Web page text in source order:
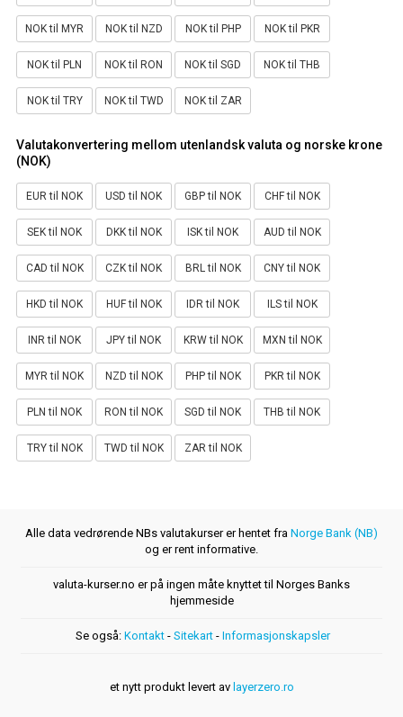
NOK til MYR NOK til NZD NOK til PHP NOK til PKR
NOK til PLN NOK til RON NOK til SGD NOK til THB
NOK til TRY NOK til TWD NOK til ZAR
Valutakonvertering mellom utenlandsk valuta og norske krone
(NOK)
EUR til NOK USD til NOK GBP til NOK CHF til NOK
SEK til NOK DKK til NOK ISK til NOK AUD til NOK
CAD til NOK CZK til NOK BRL til NOK CNY til NOK
HKD til NOK HUF til NOK IDR til NOK ILS til NOK
INR til NOK JPY til NOK KRW til NOK MXN til NOK
MYR til NOK NZD til NOK PHP til NOK PKR til NOK
PLN til NOK RON til NOK SGD til NOK THB til NOK
TRY til NOK TWD til NOK ZAR til NOK
Alle data vedrørende NBs valutakurser er hentet fra Norge Bank (NB)
og er rent informative.
valuta-kurser.no er på ingen måte knyttet til Norges Banks
hjemmeside
Se også: Kontakt - Sitekart - Informasjonskapsler
et nytt produkt levert av layerzero.ro